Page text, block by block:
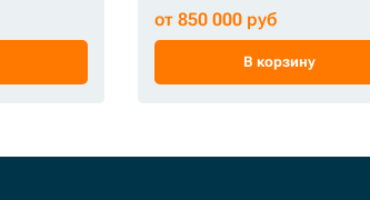
от 850 000 руб
В корзину